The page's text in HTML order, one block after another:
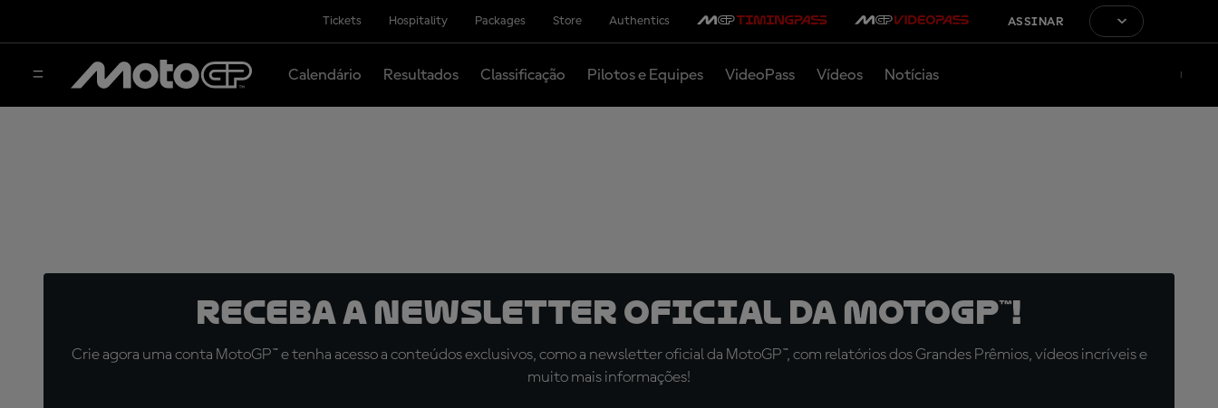
Tickets Hospitality Packages Store Authentics ASSINAR
Calendário Resultados Classificação Pilotos e Equipes VideoPass Vídeos Notícias
Receba a newsletter oficial da MotoGP™!
Crie agora uma conta MotoGP™ e tenha acesso a conteúdos exclusivos, como a newsletter oficial da MotoGP™, com relatórios dos Grandes Prêmios, vídeos incríveis e
muito mais informações!